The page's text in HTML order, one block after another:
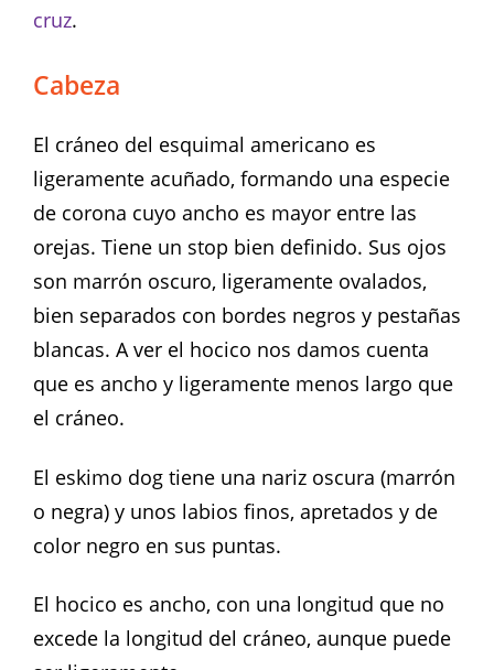
cruz.
Cabeza
El cráneo del esquimal americano es
ligeramente acuñado, formando una especie
de corona cuyo ancho es mayor entre las
orejas. Tiene un stop bien definido. Sus ojos
son marrón oscuro, ligeramente ovalados,
bien separados con bordes negros y pestañas
blancas. A ver el hocico nos damos cuenta
que es ancho y ligeramente menos largo que
el cráneo.
El eskimo dog tiene una nariz oscura (marrón
o negra) y unos labios finos, apretados y de
color negro en sus puntas.
El hocico es ancho, con una longitud que no
excede la longitud del cráneo, aunque puede